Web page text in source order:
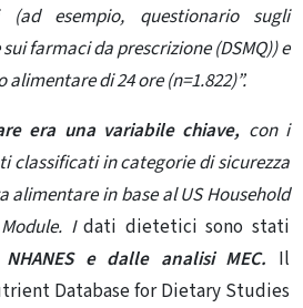
(ad esempio, questionario sugli
farmaci da prescrizione (DSMQ)) e
di 24 ore (n=1.822)”.
era una variabile chiave, con i
classificati in categorie di sicurezza
alimentare in base al US Household
Idati dietetici sono stati
e dalle analisi MEC. Il
Database for Dietary Studies